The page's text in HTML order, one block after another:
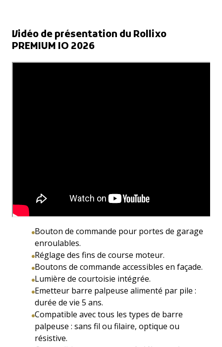
Vidéo de présentation du Rollixo
PREMIUM IO 2026
Bouton de commande pour portes de garage
enroulables.
Réglage des fins de course moteur.
Boutons de commande accessibles en façade.
Lumière de courtoisie intégrée.
Emetteur barre palpeuse alimenté par pile :
durée de vie 5 ans.
Compatible avec tous les types de barre
palpeuse : sans fil ou filaire, optique ou
résistive.